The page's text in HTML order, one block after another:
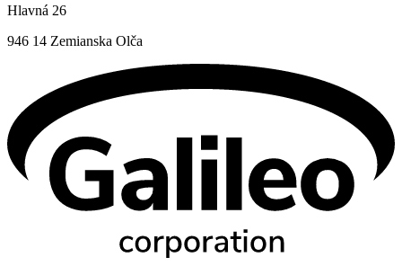
Hlavná 26
946 14 Zemianska Olča